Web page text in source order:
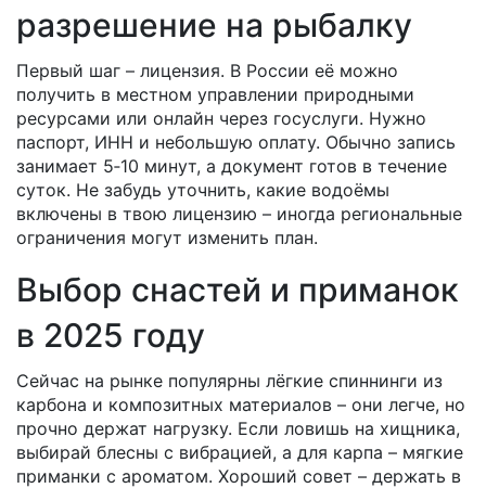
разрешение на рыбалку
Первый шаг – лицензия. В России её можно
получить в местном управлении природными
ресурсами или онлайн через госуслуги. Нужно
паспорт, ИНН и небольшую оплату. Обычно запись
занимает 5‑10 минут, а документ готов в течение
суток. Не забудь уточнить, какие водоёмы
включены в твою лицензию – иногда региональные
ограничения могут изменить план.
Выбор снастей и приманок
в 2025 году
Сейчас на рынке популярны лёгкие спиннинги из
карбона и композитных материалов – они легче, но
прочно держат нагрузку. Если ловишь на хищника,
выбирай блесны с вибрацией, а для карпа – мягкие
приманки с ароматом. Хороший совет – держать в